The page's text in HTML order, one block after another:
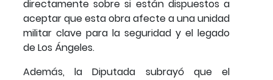
directamente sobre si están dispuestos a
aceptar que esta obra afecte a una unidad
militar clave para la seguridad y el legado
de Los Ángeles.
Además, la Diputada subrayó que el